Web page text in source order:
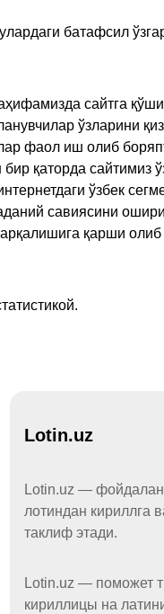
батафсил
сайтга
ўзларини
фаол иш олиб
қаторда сайтимиз
ўзбек
савиясини
қарши
Lotin.uz
Lotin.uz —
лотиндан кириллга
таклиф этади.
Lotin.uz — поможет
кириллицы на